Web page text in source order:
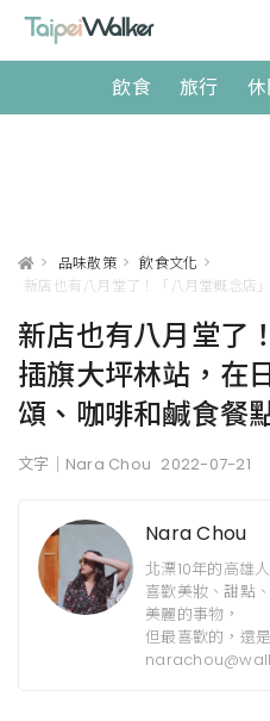
飲食 旅行
> 品味散策 > 飲食文化 >
新店也有八月堂了
插旗大坪林站，在
頌、咖啡和鹹食餐
文字｜Nara Chou 2022-07-21
Nara Chou
北漂10年的高雄人
喜歡美妝、甜點
美麗的事物，
但最喜歡的，還